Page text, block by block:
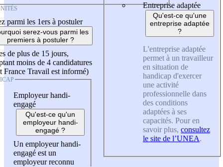
parmi les 1ers à postuler
serez-vous parmi les
premiers à postuler ?
de plus de 15 jours,
moins de 4 candidatures
France Travail est informé)
Employeur handi-
engagé
Qu'est-ce qu'un
employeur handi-
engagé ?
Un employeur handi-
engagé est un
employeur reconnu
Entreprise adaptée
Qu'est-ce qu'une
entreprise adaptée
?
L'entreprise adaptée
permet à un travailleur
en situation de
handicap d'exercer
une activité
professionnelle dans
des conditions
adaptées à ses
capacités. Pour en
savoir plus, consultez
le site de l’UNEA.